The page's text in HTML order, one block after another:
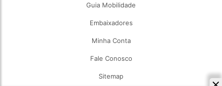
Guia Mobilidade
Embaixadores
Minha Conta
Fale Conosco
Sitemap